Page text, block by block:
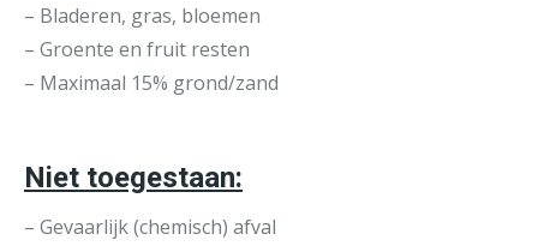
– Bladeren, gras, bloemen
– Groente en fruit resten
– Maximaal 15% grond/zand
Niet toegestaan:
– Gevaarlijk (chemisch) afval